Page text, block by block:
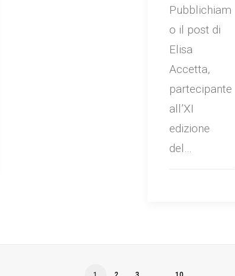
Pubblichiam
o il post di
Elisa
Accetta,
partecipante
all’XI
edizione
del…